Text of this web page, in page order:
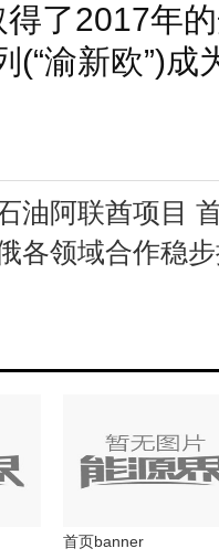
得了2017年
(“渝新欧”)
油阿联酋项目
各领域合作稳
首页banner